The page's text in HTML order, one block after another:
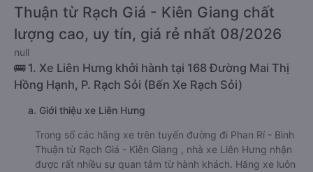
Thuận từ Rạch Giá - Kiên Giang chất
lượng cao, uy tín, giá rẻ nhất 08/2026
null
🚌 1. Xe Liên Hưng khởi hành tại 168 Đường Mai Thị
Hồng Hạnh, P. Rạch Sỏi (Bến Xe Rạch Sỏi)
a. Giới thiệu xe Liên Hưng
Trong số các hãng xe trên tuyến đường đi Phan Rí - Bình
Thuận từ Rạch Giá - Kiên Giang , nhà xe Liên Hưng nhận
được rất nhiều sự quan tâm từ hành khách. Hãng xe luôn